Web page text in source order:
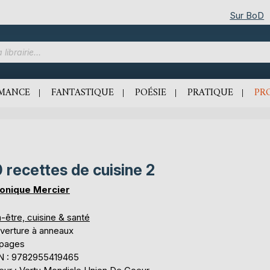
Sur BoD
FANTASTIQUE POÉSIE PRATIQUE
recettes de cuisine 2
Mercier
être, cuisine & santé
à anneaux
: 9782955419465